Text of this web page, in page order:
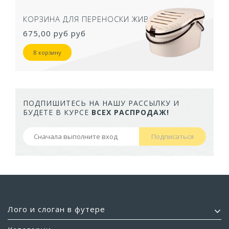
КОРЗИНА ДЛЯ ПЕРЕНОСКИ ЖИВОТНЫХ
675,00 руб руб
В корзину
ПОДПИШИТЕСЬ НА НАШУ РАССЫЛКУ И
БУДЕТЕ В КУРСЕ ВСЕХ РАСПРОДАЖ!
Подписаться
Лого и слоган в футере